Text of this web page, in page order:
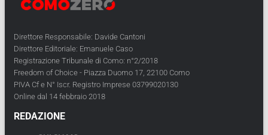
Direttore Responsabile: Davide Cantoni
Direttore Editoriale: Emanuele Caso
Registrazione Tribunale di Como: n°2/2018
Freedom of Choice - Piazza Duomo 17, 22100 Como
PIVA Cf e N° Iscr. Registro Imprese 03799020130
Online dal 14 febbraio 2018
REDAZIONE